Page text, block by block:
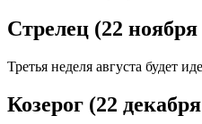
Стрелец (22
Третья неделя августа будет
Козерог (22